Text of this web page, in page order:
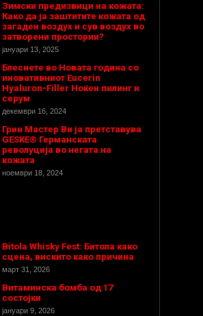
Зимски предизвици на кожата:
Како да ја заштитите кожата од
загаден воздух и сув воздух во
затворени простории?
јануари 13, 2025
Блеснете во Новата година со
иновативниот Eucerin
Hyaluron-Filler Ноќен пилинг и
серум
декември 16, 2024
Грин Мастер Ви ја претставува
GESKE® Германската
револуција во негата на
кожата
ноември 18, 2024
Bitola Whisky Fest: Битола како
сцена, вискито како причина
март 31, 2026
Витаминска бомба од 17
состојки
јануари 9, 2026